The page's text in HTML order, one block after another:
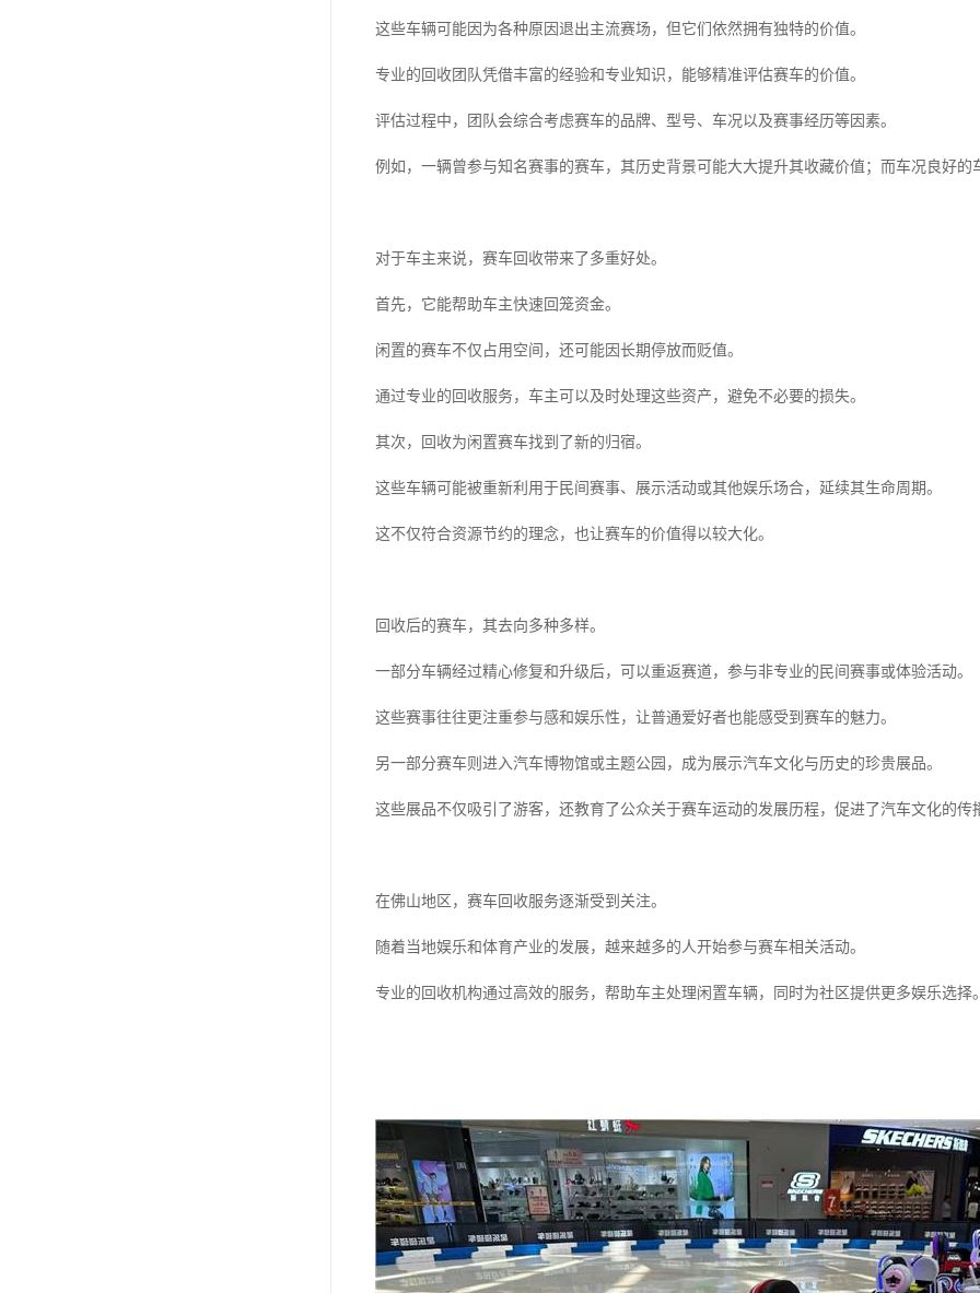
这些车辆可能因为各种原因退出主流赛场，但它们依然拥有独特的价值。
专业的回收团队凭借丰富的经验和专业知识，能够精准评估赛车的价值。
评估过程中，团队会综合考虑赛车的品牌、型号、车况以及赛事经历等因素。
例如，一辆曾参与知名赛事的赛车，其历史背景可能大大提升其收藏价值；而车况良好
对于车主来说，赛车回收带来了多重好处。
首先，它能帮助车主快速回笼资金。
闲置的赛车不仅占用空间，还可能因长期停放而贬值。
通过专业的回收服务，车主可以及时处理这些资产，避免不必要的损失。
其次，回收为闲置赛车找到了新的归宿。
这些车辆可能被重新利用于民间赛事、展示活动或其他娱乐场合，延续其生命周期。
这不仅符合资源节约的理念，也让赛车的价值得以较大化。
回收后的赛车，其去向多种多样。
一部分车辆经过精心修复和升级后，可以重返赛道，参与非专业的民间赛事或体验活动。
这些赛事往往更注重参与感和娱乐性，让普通爱好者也能感受到赛车的魅力。
另一部分赛车则进入汽车博物馆或主题公园，成为展示汽车文化与历史的珍贵展品。
这些展品不仅吸引了游客，还教育了公众关于赛车运动的发展历程，促进了汽车文化的传
在佛山地区，赛车回收服务逐渐受到关注。
随着当地娱乐和体育产业的发展，越来越多的人开始参与赛车相关活动。
专业的回收机构通过高效的服务，帮助车主处理闲置车辆，同时为社区提供更多娱乐选择